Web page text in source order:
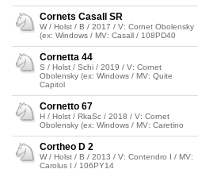
Cornets Casall SR
W / Holst / B / 2017 / V: Cornet Obolensky
(ex: Windows / MV: Casall / 108PD40
Cornetta 44
S / Holst / Schi / 2019 / V: Cornet
Obolensky (ex: Windows / MV: Quite
Capitol
Cornetto 67
H / Holst / RkaSc / 2018 / V: Cornet
Obolensky (ex: Windows / MV: Caretino
Cortheo D 2
W / Holst / B / 2013 / V: Contendro I / MV:
Carolus I / 106PY14